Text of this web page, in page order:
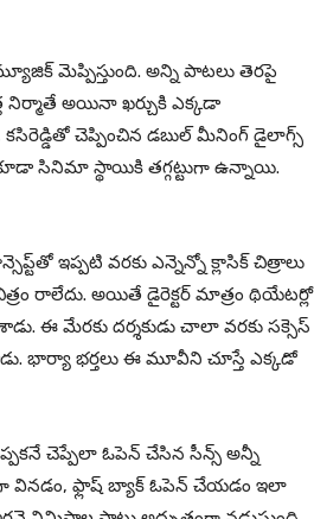
మెప్పిస్తుంది. అన్ని పాటలు తెరపై
నిర్మాతే అయినా ఖర్చుకి ఎక్కడా
కసిరెడ్డితో చెప్పించిన డబుల్ మీనింగ్ డైలాగ్స్
సినిమా స్థాయికి తగ్గట్టుగా ఉన్నాయి.
ఇప్పటి వరకు ఎన్నెన్నో క్లాసిక్ చిత్రాలు
రాలేదు. అయితే డైరెక్టర్ మాత్రం థియేటర్లో
ఈ మేరకు దర్శకుడు చాలా వరకు సక్సెస్
భార్యా భర్తలు ఈ మూవీని చూస్తే ఎక్కడో
చెప్పేలా ఓపెన్ చేసిన సీన్స్ అన్నీ
వినడం, ఫ్లాష్ బ్యాక్ ఓపెన్ చేయడం ఇలా